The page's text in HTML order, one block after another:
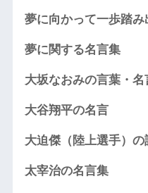
夢に向かって一歩踏
夢に関する名言集
大坂なおみの言葉・名
大谷翔平の名言
大迫傑（陸上選手）
太宰治の名言集